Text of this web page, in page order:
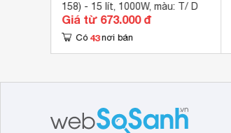
158) - 15 lít, 1000W, màu: T/ D
Giá từ 673.000 đ
Có 43 nơi bán